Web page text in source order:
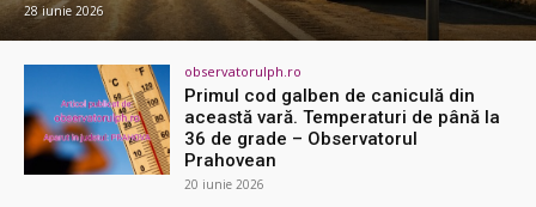
28 iunie 2026
observatorulph.ro
Primul cod galben de caniculă din
această vară. Temperaturi de până la
36 de grade – Observatorul
Prahovean
20 iunie 2026